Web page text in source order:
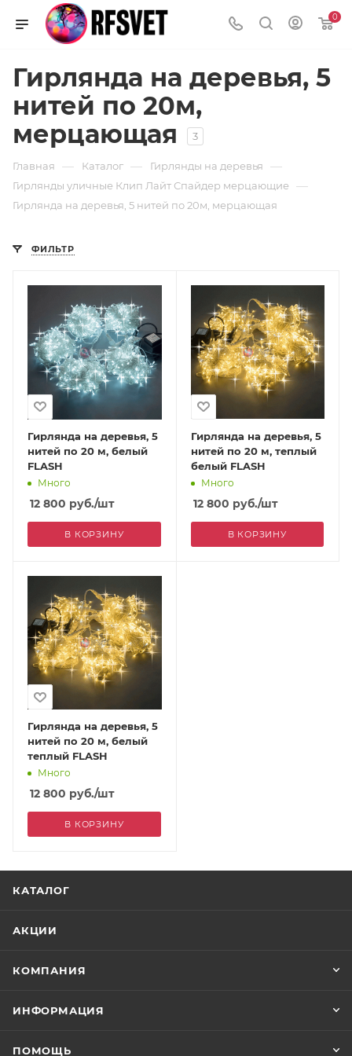
0
Гирлянда на деревья, 5
нитей по 20м,
мерцающая
3
Главная — Каталог — Гирлянды на деревья —
Гирлянды уличные Клип Лайт Спайдер мерцающие —
Гирлянда на деревья, 5 нитей по 20м, мерцающая
ФИЛЬТР
Гирлянда на деревья, 5
нитей по 20 м, белый
FLASH
Много
12 800 руб./шт
В КОРЗИНУ
Гирлянда на деревья, 5
нитей по 20 м, теплый
белый FLASH
Много
12 800 руб./шт
В КОРЗИНУ
Гирлянда на деревья, 5
нитей по 20 м, белый
теплый FLASH
Много
12 800 руб./шт
В КОРЗИНУ
КАТАЛОГ
АКЦИИ
КОМПАНИЯ
ИНФОРМАЦИЯ
ПОМОЩЬ